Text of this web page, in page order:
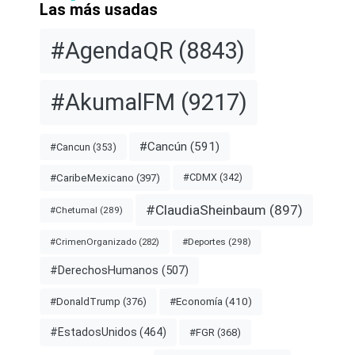
Las más usadas
#AgendaQR (8843)
#AkumalFM (9217)
#Cancun (353) #Cancún (591)
#CaribeMexicano (397) #CDMX (342)
#Chetumal (289) #ClaudiaSheinbaum (897)
#CrimenOrganizado (282) #Deportes (298)
#DerechosHumanos (507)
#DonaldTrump (376) #Economía (410)
#EstadosUnidos (464) #FGR (368)